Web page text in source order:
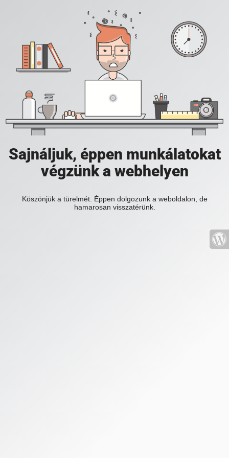
Sajnáljuk, éppen munkálatokat
végzünk a webhelyen
Köszönjük a türelmét. Éppen dolgozunk a weboldalon, de
hamarosan visszatérünk.